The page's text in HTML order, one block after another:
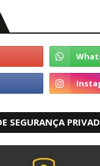
SEGURANÇA